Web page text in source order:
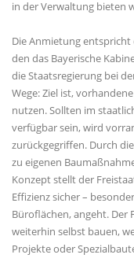
in der Verwaltung bieten
Die Anmietung entspricht
den das Bayerische
die Staatsregierung bei
Wege: Ziel ist,
nutzen. Sollten im
verfügbar sein, wird
zurückgegriffen. Durch
zu eigenen
Konzept stellt der
Effizienz sicher –
Büroflächen, angeht. Der
weiterhin selbst bauen,
Projekte oder